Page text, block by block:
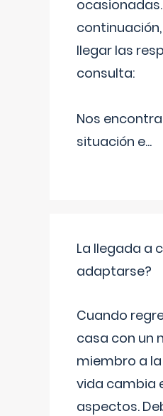
llegar las
consulta:
Nos
situación e...
La llegada a
adaptarse?
Cuando
casa con un
miembro a
vida cambia
aspectos.